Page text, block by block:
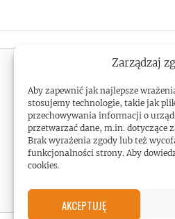
Zarządzaj
Aby zapewnić jak najlepsze
stosujemy technologie, takie jak
przechowywania informacji o
przetwarzać dane, m.in. dotyczące
Brak wyrażenia zgody lub też
funkcjonalności strony. Aby
cookies.
AKCEPTUJĘ